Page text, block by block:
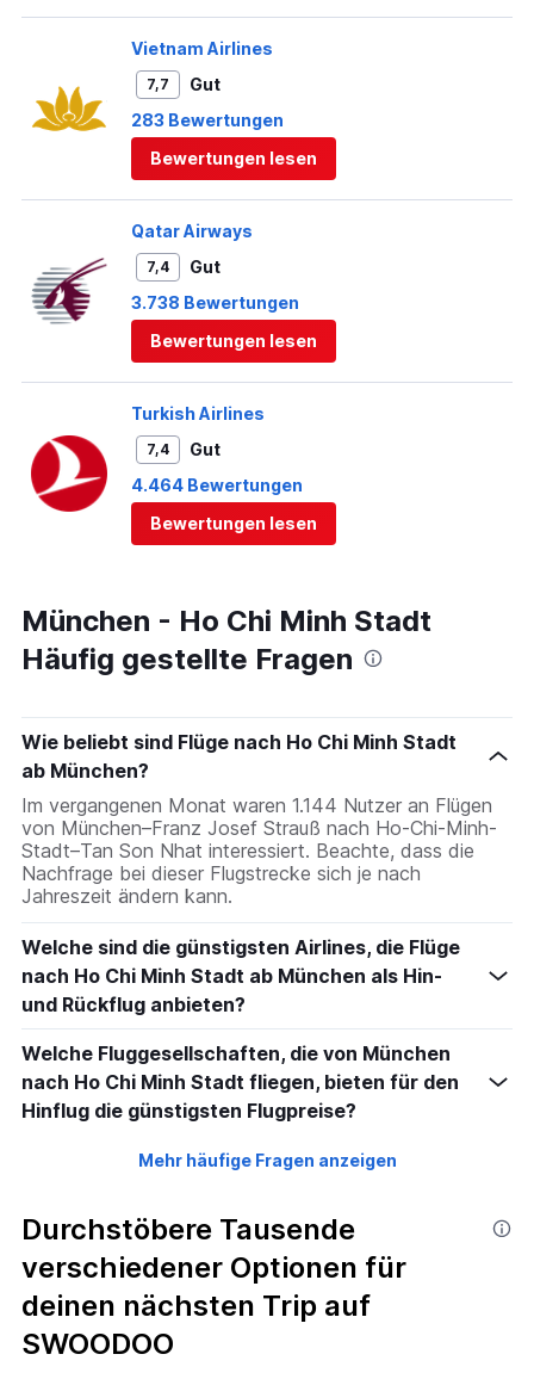
Vietnam Airlines
7,7
Gut
283 Bewertungen
Bewertungen lesen
Qatar Airways
7,4
Gut
3.738 Bewertungen
Bewertungen lesen
Turkish Airlines
7,4
Gut
4.464 Bewertungen
Bewertungen lesen
München - Ho Chi Minh Stadt
Häufig gestellte Fragen
Wie beliebt sind Flüge nach Ho Chi Minh Stadt
ab München?
Im vergangenen Monat waren 1.144 Nutzer an Flügen
von München–Franz Josef Strauß nach Ho-Chi-Minh-
Stadt–Tan Son Nhat interessiert. Beachte, dass die
Nachfrage bei dieser Flugstrecke sich je nach
Jahreszeit ändern kann.
Welche sind die günstigsten Airlines, die Flüge
nach Ho Chi Minh Stadt ab München als Hin-
und Rückflug anbieten?
Welche Fluggesellschaften, die von München
nach Ho Chi Minh Stadt fliegen, bieten für den
Hinflug die günstigsten Flugpreise?
Mehr häufige Fragen anzeigen
Durchstöbere Tausende
verschiedener Optionen für
deinen nächsten Trip auf
SWOODOO